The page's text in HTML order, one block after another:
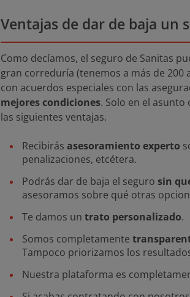
Ventajas de dar de baja un
Como decíamos, el seguro de Sanitas
gran correduría (tenemos a más de 200
con acuerdos especiales con las
mejores condiciones. Solo en el
las siguientes ventajas.
Recibirás asesoramiento experto
penalizaciones, etcétera.
Podrás dar de baja el seguro sin
asesoramos sobre qué otras
Te damos un trato personalizado.
Somos completamente
Tampoco priorizamos los
Nuestra plataforma es